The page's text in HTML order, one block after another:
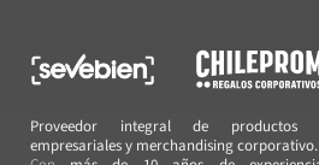
Proveedor integral de productos
empresariales y merchandising corporativo.